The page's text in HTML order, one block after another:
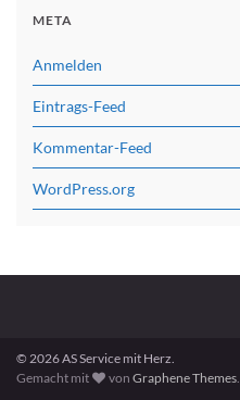
META
Anmelden
Eintrags-Feed
Kommentar-Feed
WordPress.org
© 2026 AS Service mit Herz.
Gemacht mit
vonGraphene Themes.